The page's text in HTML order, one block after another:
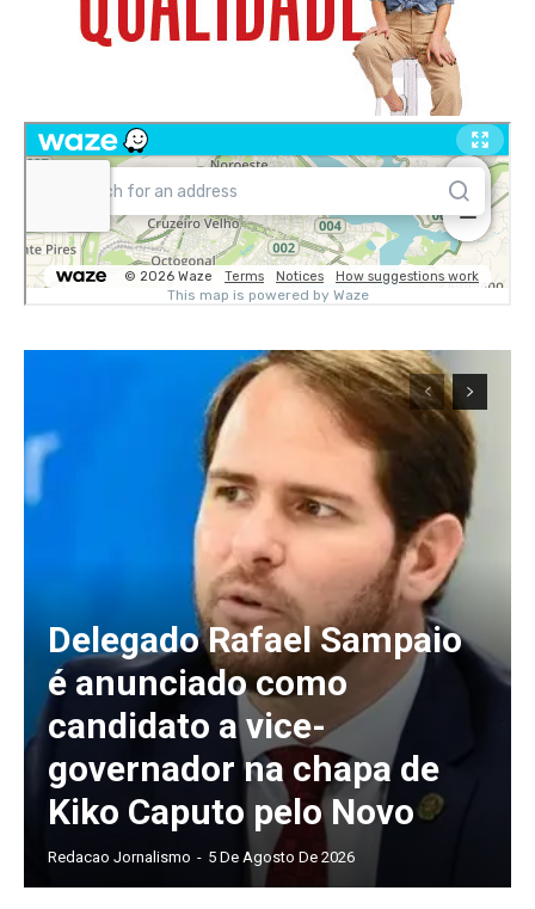
Delegado Rafael Sampaio
é anunciado como
candidato a vice-
governador na chapa de
Kiko Caputo pelo Novo
Redacao Jornalismo - 5 De Agosto De 2026